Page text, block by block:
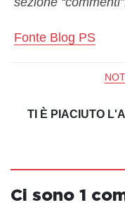
Fonte Blog PS
TI È PIACIUTO
Ci sono 1